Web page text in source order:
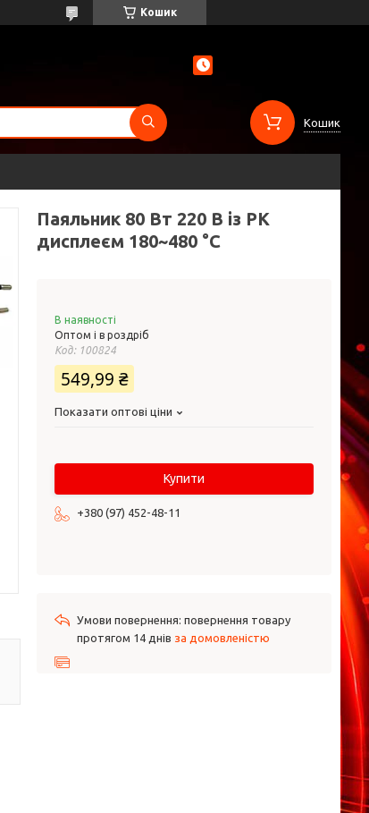
Кошик
Кошик
Паяльник 80 Вт 220 В із РК
дисплеєм 180~480 °C
В наявності
Оптом і в роздріб
Код: 100824
549,99 ₴
Показати оптові ціни
Купити
+380 (97) 452-48-11
повернення товару
протягом 14 днів за домовленістю